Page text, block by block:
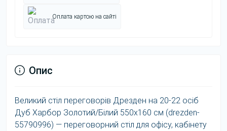
Оплата картою на сайті
Опис
Великий стіл переговорів Дрезден на 20-22 осіб
Дуб Харбор Золотий/Білий 550x160 см (drezden-
55790996) — переговорний стіл для офісу, кабінету